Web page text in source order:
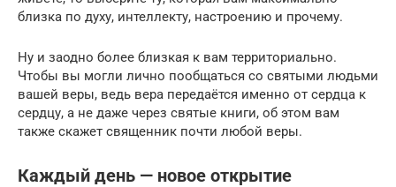
близка по духу, интеллекту, настроению и прочему.
Ну и заодно более близкая к вам территориально.
Чтобы вы могли лично пообщаться со святыми людьми
вашей веры, ведь вера передаётся именно от сердца к
сердцу, а не даже через святые книги, об этом вам
также скажет священник почти любой веры.
Каждый день — новое открытие